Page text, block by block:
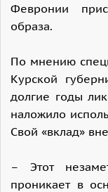
Февронии
образа.
По мнению
Курской
долгие годы
наложило
Свой «вклад»
– Этот
проникает в